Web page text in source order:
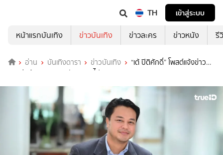
TH
เข้าสู่ระบบ
หน้าแรกบันเทิง
ข่าวบันเทิง ข่าวละคร ข่าวหนัง รี
อ่าน บันเทิงดารา ข่าวบันเทิง
“เต้ ปิติศักดิ์” โพสต์แจ้งข่าว
สูญเสียน้องสาว บอกรักตลอดไป